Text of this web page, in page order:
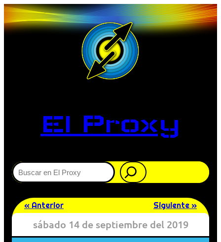
El Proxy
Buscar
« Anterior Siguiente »
sábado 14 de septiembre del 2019